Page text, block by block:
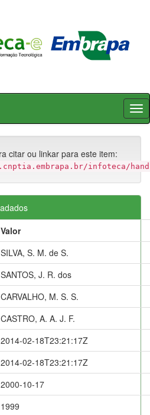
citar ou linkar para este item:
infoteca/
Valor
SILVA, S. M. de S.
SANTOS, J. R. dos
CARVALHO, M. S. S.
CASTRO, A. A. J. F.
2014-02-18T23:21:17Z
2014-02-18T23:21:17Z
2000-10-17
1999